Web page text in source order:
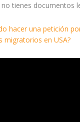
tienes documentos
hacer una petición
migratorios en USA?